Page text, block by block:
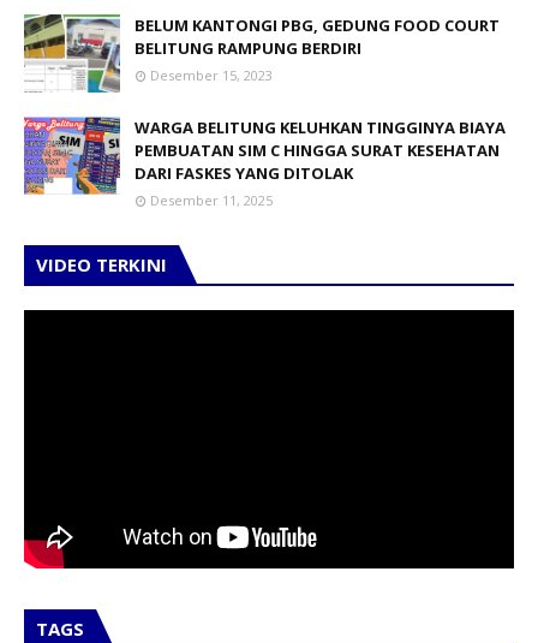
BELUM KANTONGI PBG, GEDUNG FOOD COURT
BELITUNG RAMPUNG BERDIRI
Desember 15, 2023
WARGA BELITUNG KELUHKAN TINGGINYA BIAYA
PEMBUATAN SIM C HINGGA SURAT KESEHATAN
DARI FASKES YANG DITOLAK
Desember 11, 2025
VIDEO TERKINI
TAGS